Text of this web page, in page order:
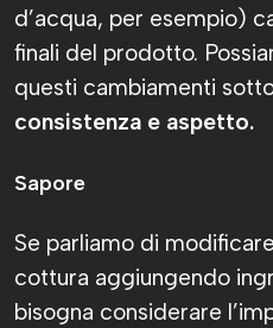
d’acqua, per esempio)
finali del prodotto.
questi cambiamenti
consistenza e aspetto.
Sapore
Se parliamo di
cottura aggiungendo
bisogna considerare